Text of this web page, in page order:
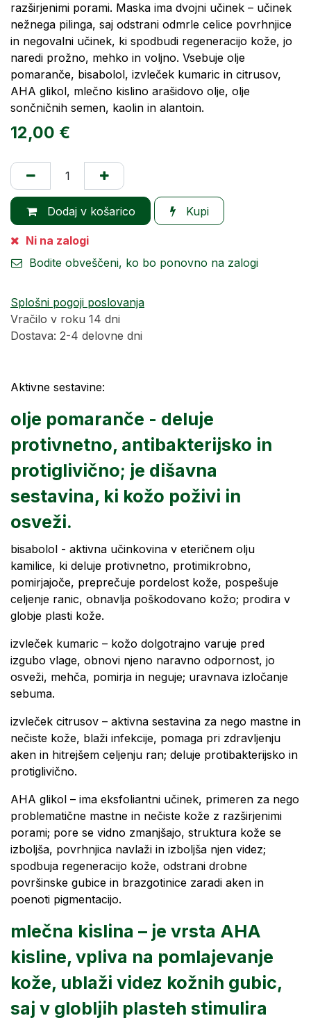
razširjenimi porami. Maska ima dvojni učinek – učinek
nežnega pilinga, saj odstrani odmrle celice povrhnjice
in negovalni učinek, ki spodbudi regeneracijo kože, jo
naredi prožno, mehko in voljno. Vsebuje olje
pomaranče, bisabolol, izvleček kumaric in citrusov,
AHA glikol, mlečno kislino arašidovo olje, olje
sončničnih semen, kaolin in alantoin.
12,00 €
Dodaj v košarico Kupi
Ni na zalogi
Bodite obveščeni, ko bo ponovno na zalogi
Splošni pogoji poslovanja
Vračilo v roku 14 dni
Dostava: 2-4 delovne dni
Aktivne sestavine:
olje pomaranče - deluje
protivnetno, antibakterijsko in
protiglivično; je dišavna
sestavina, ki kožo poživi in
osveži.
bisabolol - aktivna učinkovina v eteričnem olju
kamilice, ki deluje protivnetno, protimikrobno,
pomirjajoče, preprečuje pordelost kože, pospešuje
celjenje ranic, obnavlja poškodovano kožo; prodira v
globje plasti kože.
izvleček kumaric – kožo dolgotrajno varuje pred
izgubo vlage, obnovi njeno naravno odpornost, jo
osveži, mehča, pomirja in neguje; uravnava izločanje
sebuma.
izvleček citrusov – aktivna sestavina za nego mastne in
nečiste kože, blaži infekcije, pomaga pri zdravljenju
aken in hitrejšem celjenju ran; deluje protibakterijsko in
protiglivično.
AHA glikol – ima eksfoliantni učinek, primeren za nego
problematične mastne in nečiste kože z razširjenimi
porami; pore se vidno zmanjšajo, struktura kože se
izboljša, povrhnjica navlaži in izboljša njen videz;
spodbuja regeneracijo kože, odstrani drobne
površinske gubice in brazgotinice zaradi aken in
poenoti pigmentacijo.
mlečna kislina – je vrsta AHA
kisline, vpliva na pomlajevanje
kože, ublaži videz kožnih gubic,
saj v globljih plasteh stimulira